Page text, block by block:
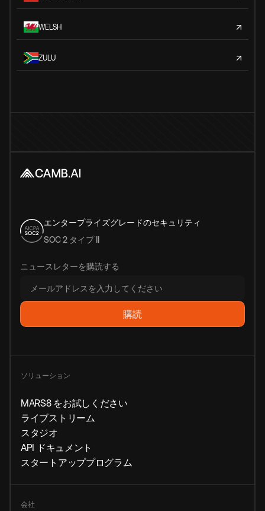
WELSH
ZULU
エンタープライズグレードのセキュリティ
SOC 2 タイプ II
ニュースレターを購読する
ソリューション
MARS8 をお試しください
ライブストリーム
スタジオ
API ドキュメント
スタートアッププログラム
会社